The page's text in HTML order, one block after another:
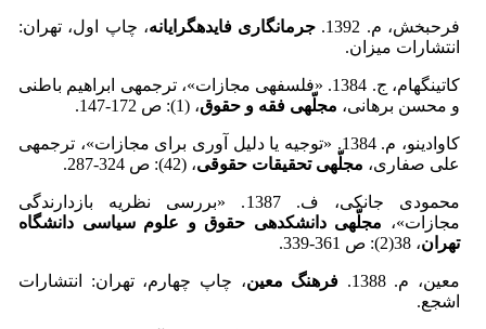
فرح­بخش، م. 1392. جرم­انگاری فایده­گرایانه، چاپ اول، تهران:
انتشارات میزان.
کاتینگهام، ج. 1384. ­«­­فلسفه­ی مجازات»، ترجمه­ی ابراهیم باطنی
و محسن برهانی، مجلّه­ی فقه و حقوق، (1): ص 172-147.
کاوادینو، م. 1384. «توجیه یا دلیل آوری برای مجازات»، ترجمه­ی
علی صفاری، مجلّه­ی تحقیقات حقوقی، (42): ص 324-287.
محمودی جانکی، ف. 1387. «­­بررسی نظریه بازدارندگی
مجازات»، مجلّه­ی دانشکده­ی حقوق و علوم سیاسی دانشگاه
تهران، 38(2): ص 361-339.
معین، م. 1388. فرهنگ معین، چاپ چهارم، تهران: انتشارات
اشجع.